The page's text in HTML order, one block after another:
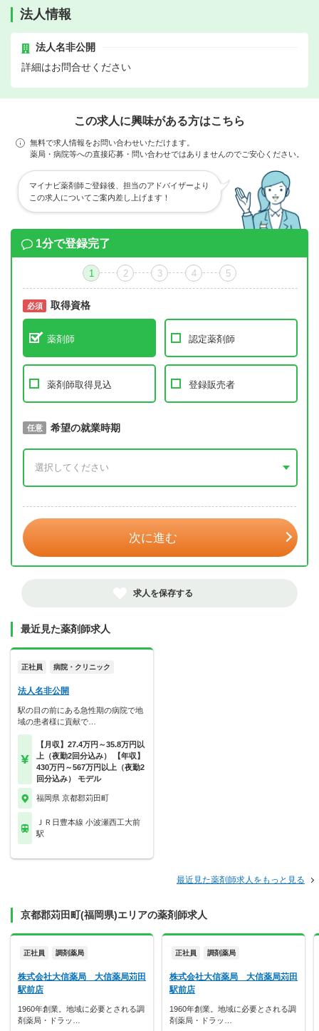
法人情報
法人名非公開
詳細はお問合せください
この求人に興味がある方はこちら
無料で求人情報をお問い合わせいただけます。
薬局・病院等への直接応募・問い合わせではありませんのでご安心ください。
マイナビ薬剤師ご登録後、担当のアドバイザーより
この求人についてご案内差し上げます！
1分で登録完了
1 2 3 4 5
必須 取得資格
薬剤師 認定薬剤師
薬剤師取得見込 登録販売者
必須 取得予定年
任意 希望の就業時期
次に進む
求人を保存する
最近見た薬剤師求人
正社員 病院・クリニック
法人名非公開
駅の目の前にある急性期の病院で地
域の患者様に貢献で…
【月収】27.4万円～35.8万円以
上（夜勤2回分込み） 【年収】
430万円～567万円以上（夜勤2
回分込み） モデル
福岡県 京都郡苅田町
ＪＲ日豊本線 小波瀬西工大前
駅
最近見た薬剤師求人をもっと見る
京都郡苅田町(福岡県)エリアの薬剤師求人
正社員 調剤薬局
株式会社大信薬局 大信薬局苅田
駅前店
1960年創業。地域に必要とされる調
剤薬局・ドラッ…
正社員 調剤薬局
株式会社大信薬局 大信薬局苅田
駅前店
1960年創業。地域に必要とされる調
剤薬局・ドラッ…